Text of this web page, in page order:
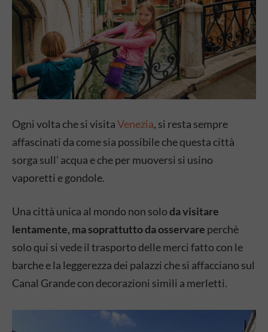
Ogni volta che si visitaVenezia, si resta sempre
affascinati da come sia possibile che questa città
sorga sull’ acqua e che per muoversi si usino
vaporetti e gondole.
Una città unica al mondo non soloda visitare
lentamente, ma soprattutto da osservare perchè
solo qui si vede il trasporto delle merci fatto con le
barche e la leggerezza dei palazzi che si affacciano sul
Canal Grande con decorazioni simili a merletti.